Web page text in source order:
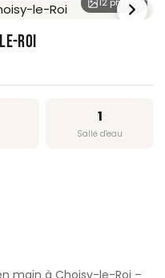
ROI
1
Salle d'eau
main à Choisy-le-Roi –